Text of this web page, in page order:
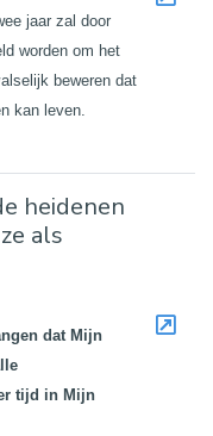
jaar zal door
worden om het
beweren dat
kan leven.
heidenen
als
dat Mijn
tijd in Mijn